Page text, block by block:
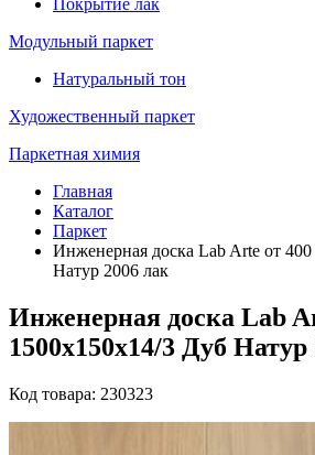
Покрытие лак
Модульный паркет
Натуральный тон
Художественный паркет
Паркетная химия
Главная
Каталог
Паркет
Инженерная доска Lab Arte от
Натур 2006 лак
Инженерная доска Lab
1500х150х14/3 Дуб Натур
Код товара: 230323